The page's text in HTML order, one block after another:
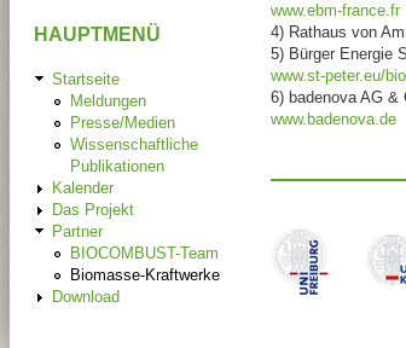
www.ebm-france.fr
4) Rathaus von
5) Bürger Energie
www.st-peter.eu/
6) badenova AG &
www.badenova.de
HAUPTMENÜ
Startseite
Meldungen
Presse/Medien
Wissenschaftliche
Publikationen
Kalender
Das Projekt
Partner
BIOCOMBUST-Team
Biomasse-Kraftwerke
Download